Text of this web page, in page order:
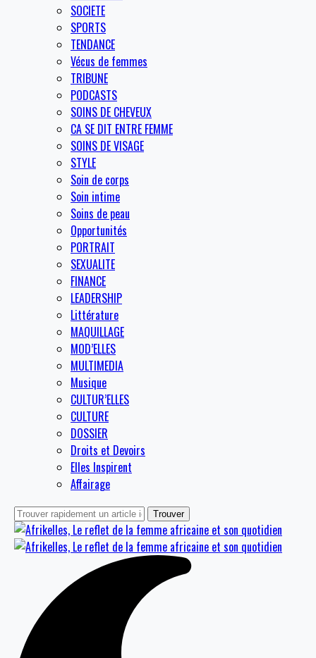
SOCIETE
SPORTS
TENDANCE
Vécus de femmes
TRIBUNE
PODCASTS
SOINS DE CHEVEUX
CA SE DIT ENTRE FEMME
SOINS DE VISAGE
STYLE
Soin de corps
Soin intime
Soins de peau
Opportunités
PORTRAIT
SEXUALITE
FINANCE
LEADERSHIP
Littérature
MAQUILLAGE
MOD’ELLES
MULTIMEDIA
Musique
CULTUR’ELLES
CULTURE
DOSSIER
Droits et Devoirs
Elles Inspirent
Affairage